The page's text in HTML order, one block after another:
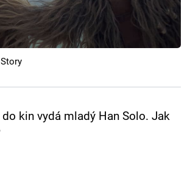
do kin vydá mladý Han Solo. Jak